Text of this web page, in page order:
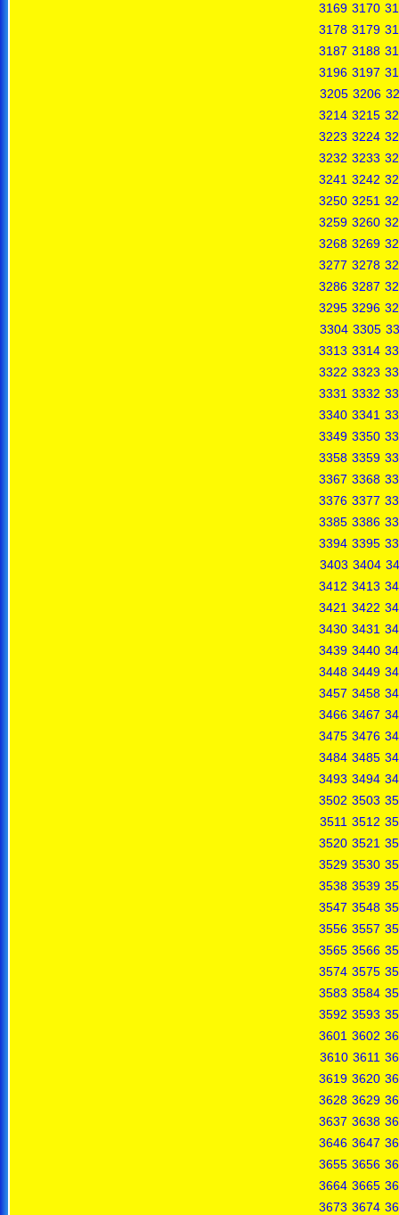
3169 3170
3178 3179
3187 3188
3196 3197
3205 3206
3214 3215
3223 3224
3232 3233
3241 3242
3250 3251
3259 3260
3268 3269
3277 3278
3286 3287
3295 3296
3304 3305
3313 3314
3322 3323
3331 3332
3340 3341
3349 3350
3358 3359
3367 3368
3376 3377
3385 3386
3394 3395
3403 3404
3412 3413
3421 3422
3430 3431
3439 3440
3448 3449
3457 3458
3466 3467
3475 3476
3484 3485
3493 3494
3502 3503
3511 3512
3520 3521
3529 3530
3538 3539
3547 3548
3556 3557
3565 3566
3574 3575
3583 3584
3592 3593
3601 3602
3610 3611
3619 3620
3628 3629
3637 3638
3646 3647
3655 3656
3664 3665
3673 3674